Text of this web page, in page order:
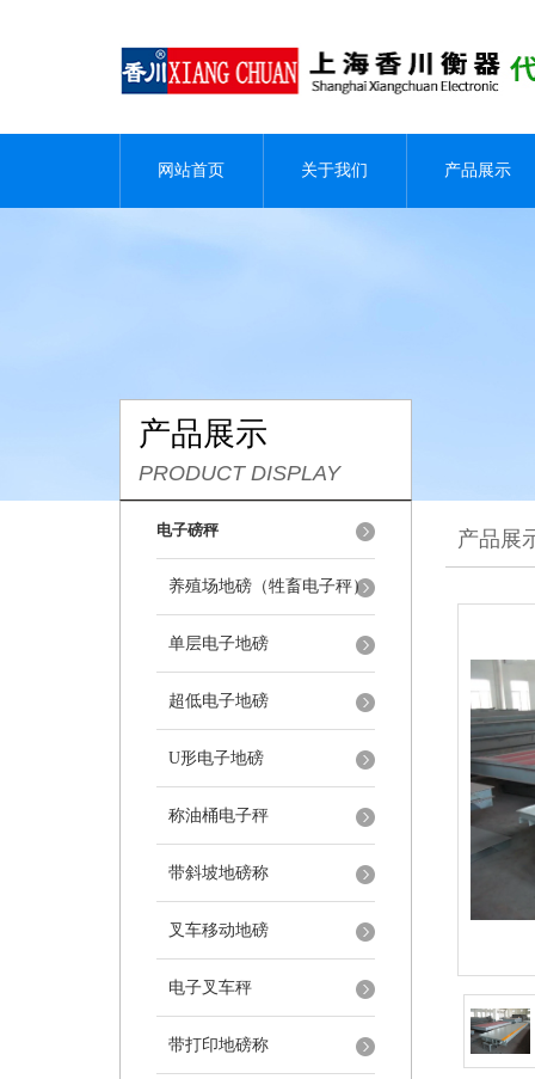
网站首页 关于我们 产品展示
产品展示
PRODUCT DISPLAY
电子磅秤
养殖场地磅（牲畜电子秤）
单层电子地磅
超低电子地磅
U形电子地磅
称油桶电子秤
带斜坡地磅称
叉车移动地磅
电子叉车秤
带打印地磅称
产品展